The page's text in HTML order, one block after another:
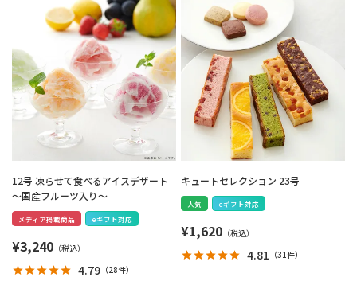
12号 凍らせて食べるアイスデザート
～国産フルーツ入り～
メディア掲載商品 eギフト対応
¥3,240
4.79 （28件）
キュートセレクション 23号
人気 eギフト対応
¥1,620
4.81 （31件）